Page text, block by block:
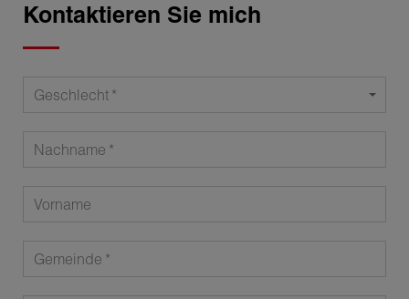
Kontaktieren Sie mich
Geschlecht
Nachname
Vorname
Gemeinde